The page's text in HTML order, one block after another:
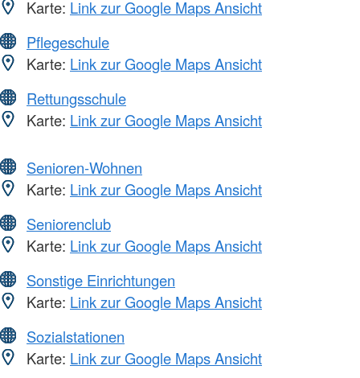
Karte: Link zur Google Maps Ansicht
Pflegeschule
Karte: Link zur Google Maps Ansicht
Rettungsschule
Karte: Link zur Google Maps Ansicht
Senioren-Wohnen
Karte: Link zur Google Maps Ansicht
Seniorenclub
Karte: Link zur Google Maps Ansicht
Sonstige Einrichtungen
Karte: Link zur Google Maps Ansicht
Sozialstationen
Karte: Link zur Google Maps Ansicht